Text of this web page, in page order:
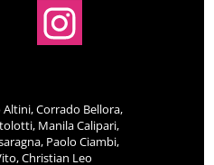
Altini, Corrado Bellora,
Manila Calipari,
Paolo Ciambi,
Christian Leo